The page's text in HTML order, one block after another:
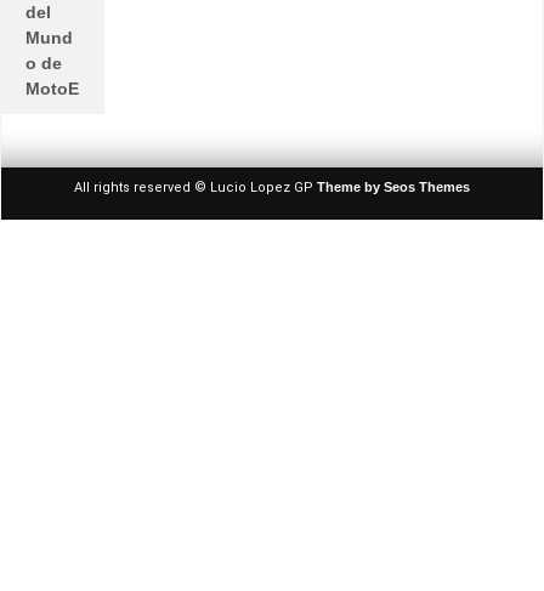
del
Mund
o de
MotoE
All rights reserved © Lucio Lopez GP Theme by Seos Themes